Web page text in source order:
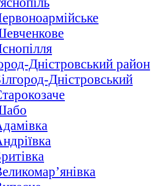
Дністровський район
Дністровський